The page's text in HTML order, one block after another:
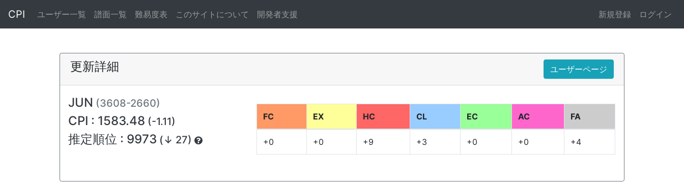
CPI ユーザー一覧 譜面一覧 難易度表 このサイトについて 開発者支援 新規登録 ログイン
更新詳細 ユーザーページ
JUN (3608-2660)
CPI : 1583.48 (-1.11)
推定順位 : 9973 (↓ 27)
FC EX HC CL EC AC FA
+0 +0 +9 +3 +0 +0 +4